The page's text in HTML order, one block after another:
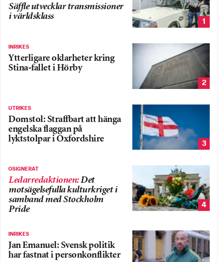
Säffle utvecklar transmissioner
i världsklass
1
INRIKES
Ytterligare oklarheter kring
Stina-fallet i Hörby
2
UTRIKES
Domstol: Straffbart att hänga
engelska flaggan på
lyktstolpar i Oxfordshire
3
OSIGNERAT
Ledarredaktionen:Det
motsägelsefulla kulturkriget i
samband med Stockholm
Pride
4
INRIKES
Jan Emanuel: Svensk politik
har fastnat i personkonflikter